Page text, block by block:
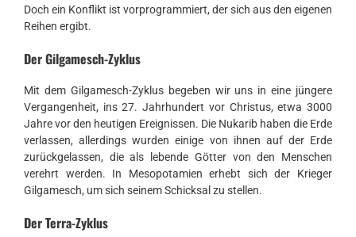
Doch ein Konflikt ist vorprogrammiert, der sich aus den eigenen
Reihen ergibt.
Der Gilgamesch-Zyklus
Mit dem Gilgamesch-Zyklus begeben wir uns in eine jüngere
Vergangenheit, ins 27. Jahrhundert vor Christus, etwa 3000
Jahre vor den heutigen Ereignissen. Die Nukarib haben die Erde
verlassen, allerdings wurden einige von ihnen auf der Erde
zurückgelassen, die als lebende Götter von den Menschen
verehrt werden. In Mesopotamien erhebt sich der Krieger
Gilgamesch, um sich seinem Schicksal zu stellen.
Der Terra-Zyklus